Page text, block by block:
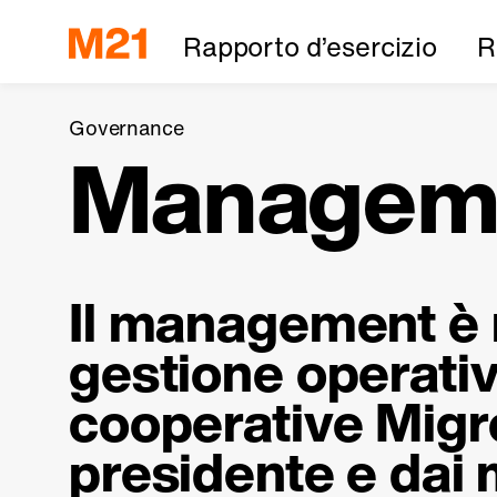
Rapporto d’esercizio
Governance
Il management
gestione
cooperative
presidente e dai